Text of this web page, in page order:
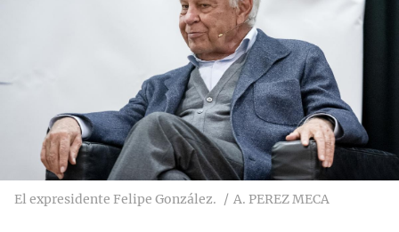
El expresidente Felipe González. A. PEREZ MECA